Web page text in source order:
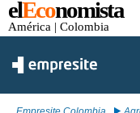
elEconomista
América | Colombia